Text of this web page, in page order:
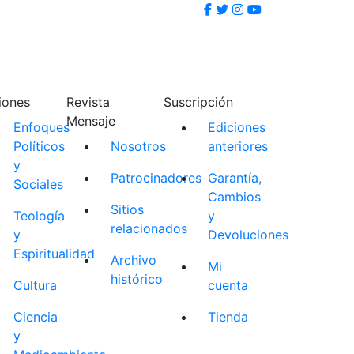
Enfoques
Políticos
y
Sociales
Teología
y
Espiritualidad
Cultura
Ciencia
y
Revista
Mensaje
Nosotros
Patrocinadores
Sitios
relacionados
Archivo
histórico
Suscripción
Ediciones
anteriores
Garantía,
Cambios
y
Devoluciones
Mi
cuenta
Tienda